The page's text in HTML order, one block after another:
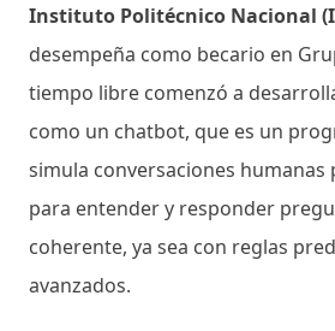
Instituto Politécnico Nacional
desempeña como becario en
tiempo libre comenzó a
como un chatbot, que es un
simula conversaciones humanas
para entender y responder
coherente, ya sea con reglas
avanzados.